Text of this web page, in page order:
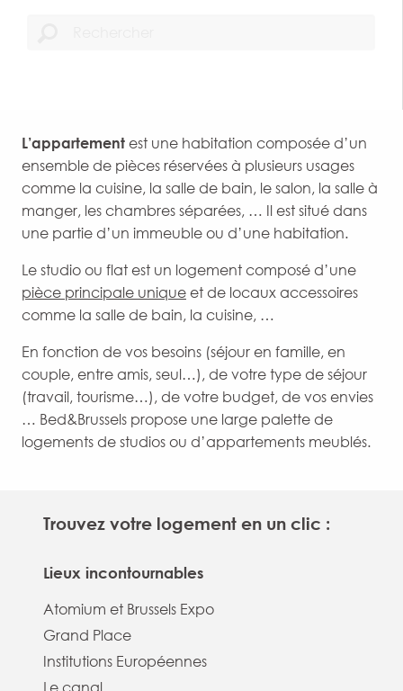
L’appartement est une habitation composée d’un
ensemble de pièces réservées à plusieurs usages
comme la cuisine, la salle de bain, le salon, la salle à
manger, les chambres séparées, … Il est situé dans
une partie d’un immeuble ou d’une habitation.
Le studio ou flat est un logement composé d’une
pièce principale unique et de locaux accessoires
comme la salle de bain, la cuisine, …
En fonction de vos besoins (séjour en famille, en
couple, entre amis, seul…), de votre type de séjour
(travail, tourisme…), de votre budget, de vos envies
… Bed&Brussels propose une large palette de
logements de studios ou d’appartements meublés.
Trouvez votre logement en un clic :
Lieux incontournables
Atomium et Brussels Expo
Grand Place
Institutions Européennes